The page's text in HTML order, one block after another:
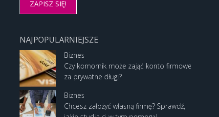
NAJPOPULARNIEJSZE
Biznes
Czy komornik może zająć konto firmowe
za prywatne długi?
Biznes
Chcesz założyć własną firmę? Sprawdź,